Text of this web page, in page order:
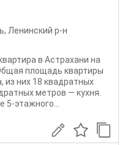
, Ленинский р-н
в Астрахани на
площадь квартиры
из них 18 квадратных
метров — кухня.
этажного...